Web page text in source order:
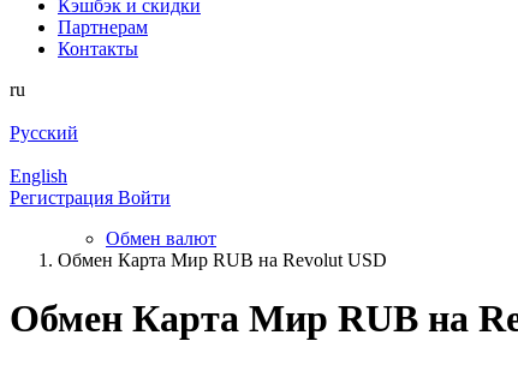
Кэшбэк и cкидки
Партнерам
Контакты
ru
Русский
English
Регистрация Войти
Обмен валют
Обмен Карта Мир RUB на Revolut USD
Обмен Карта Мир RUB на